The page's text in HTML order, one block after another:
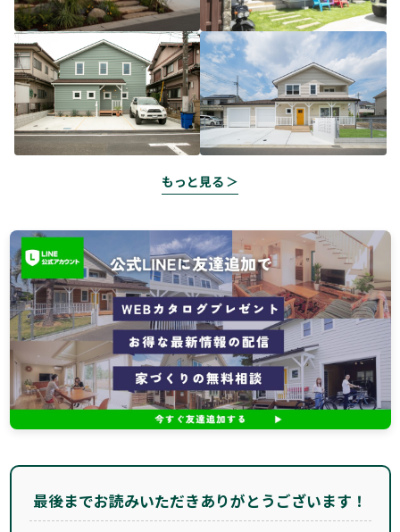
もっと見る ＞
最後までお読みいただきありがとうございます！